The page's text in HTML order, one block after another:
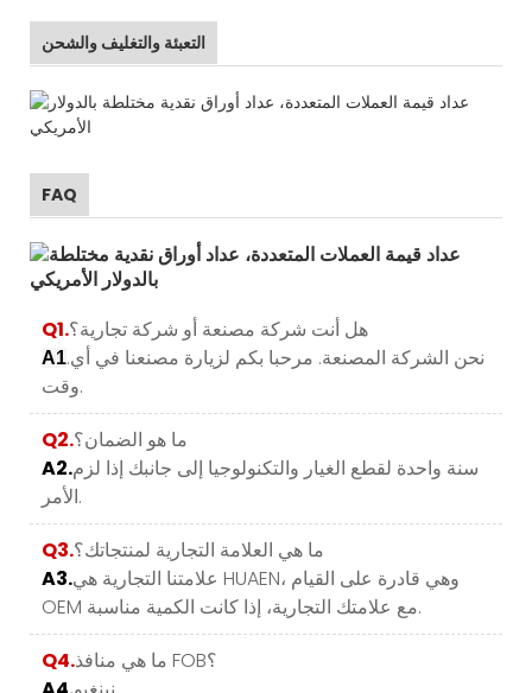
التعبئة والتغليف والشحن
FAQ
Q1.هل أنت شركة مصنعة أو شركة تجارية؟
A1.نحن الشركة المصنعة. مرحبا بكم لزيارة مصنعنا في أي
وقت.
Q2.ما هو الضمان؟
A2.سنة واحدة لقطع الغيار والتكنولوجيا إلى جانبك إذا لزم
الأمر.
Q3.ما هي العلامة التجارية لمنتجاتك؟
A3.علامتنا التجارية هي HUAEN، وهي قادرة على القيام
OEM مع علامتك التجارية، إذا كانت الكمية مناسبة.
Q4.
ما هي منافذ FOB؟